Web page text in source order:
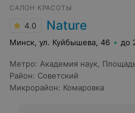
САЛОН КРАСОТЫ
4.0 Nature
Минск, ул. Куйбышева, 46 до
Метро: Академия наук,
Район: Советский
Микрорайон: Комаровка